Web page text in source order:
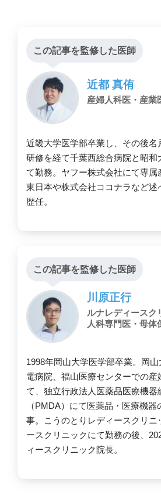
この記事を監修した医師
近都 真侑
産婦人科医・産業
近畿大学医学部卒業し、その後名
研修を経て千葉西総合病院と昭和
て勤務。ヤフー株式会社にて専属
東日本や株式会社ココナラなど述
歴任。
この記事を監修した医師
川原正行
ルナレディースク
人科専門医・母体
1998年岡山大学医学部卒業。岡
電病院、福山医療センターでの産
て、独立行政法人医薬品医療機器
（PMDA）にて医薬品・医療機器
事。こうのとりレディースクリニ
ースクリニックにて勤務の後、
ィースクリニック院長。